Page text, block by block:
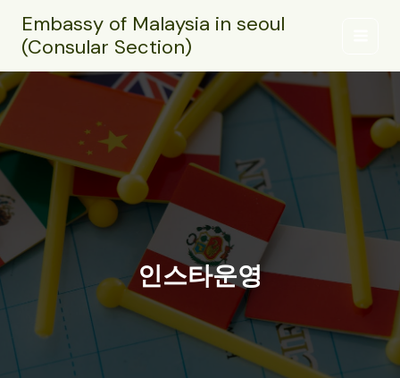
로
건
너
뛰
기
Embassy of Malaysia in seoul
(Consular Section)
인스타운영